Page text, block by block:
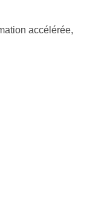
accélérée,